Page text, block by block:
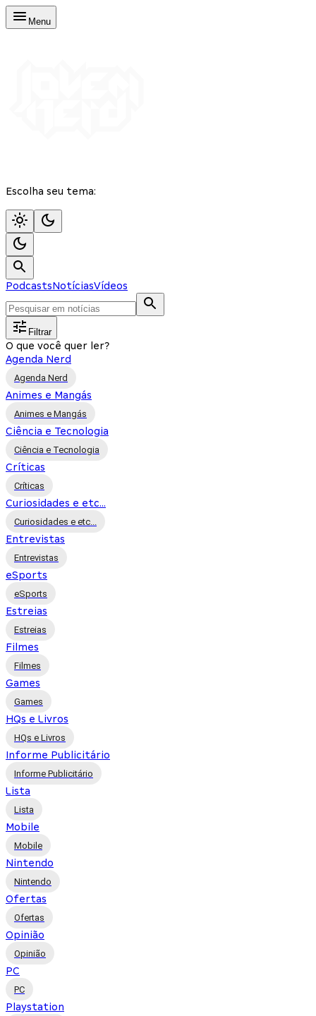
Menu
Escolha seu tema:
PodcastsNotíciasVídeos
Filtrar
O que você quer ler?
Agenda Nerd
Agenda Nerd
Animes e Mangás
Animes e Mangás
Ciência e Tecnologia
Ciência e Tecnologia
Críticas
Críticas
Curiosidades e etc...
Curiosidades e etc...
Entrevistas
Entrevistas
eSports
eSports
Estreias
Estreias
Filmes
Filmes
Games
Games
HQs e Livros
HQs e Livros
Informe Publicitário
Informe Publicitário
Lista
Lista
Mobile
Mobile
Nintendo
Nintendo
Ofertas
Ofertas
Opinião
Opinião
PC
PC
Playstation